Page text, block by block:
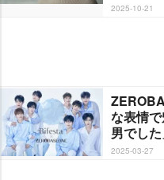
2025-10-21
な表情
男でし
2025-03-27